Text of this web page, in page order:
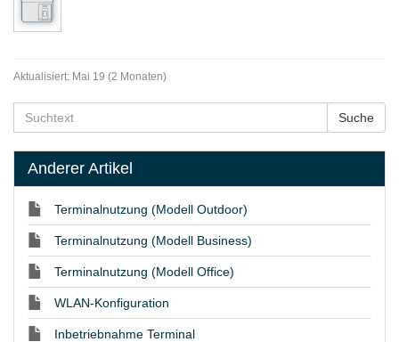
Aktualisiert: Mai 19 (2 Monaten)
Anderer Artikel
Terminalnutzung (Modell Outdoor)
Terminalnutzung (Modell Business)
Terminalnutzung (Modell Office)
WLAN-Konfiguration
Inbetriebnahme Terminal